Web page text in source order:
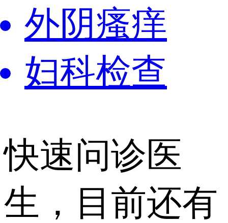
外阴瘙痒
妇科检查
快速问诊医
生，目前还有